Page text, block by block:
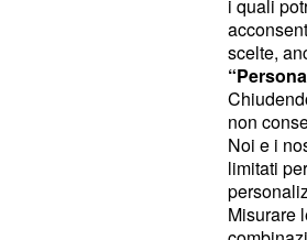
stata
e dell’alto
di 4.500
Attimi
(tra il
i quali
scelte,
non
Noi e i
limitati
Misurare